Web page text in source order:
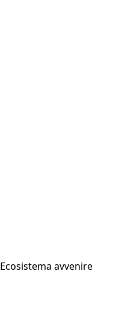
Ecosistema avvenire